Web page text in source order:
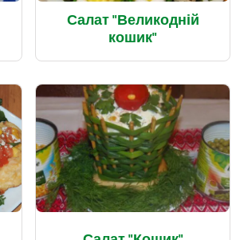
Салат "Великодній
кошик"